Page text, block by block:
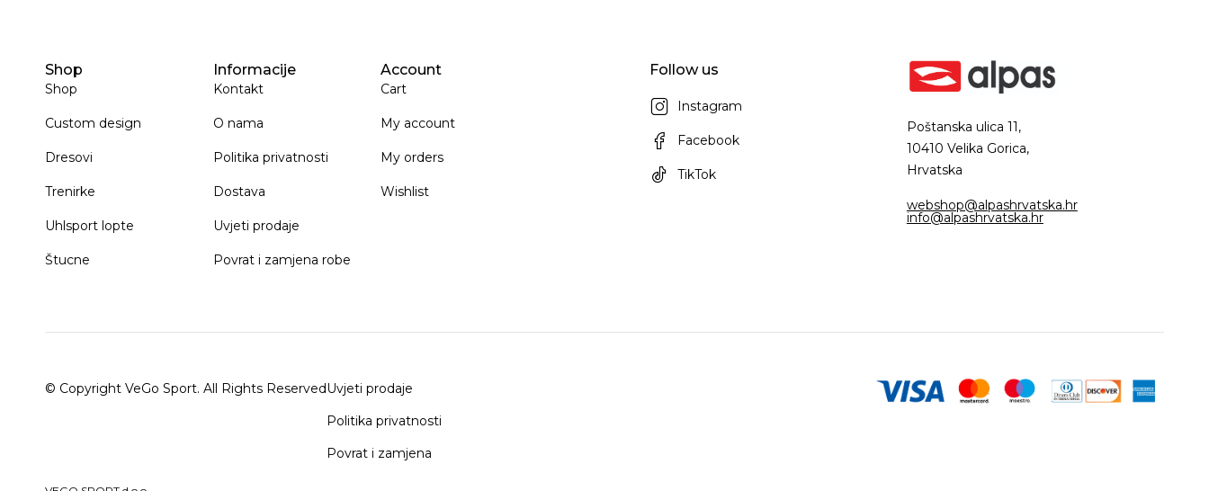
Shop
Shop
Custom design
Dresovi
Trenirke
Uhlsport lopte
Štucne
Informacije
Kontakt
O nama
Politika privatnosti
Dostava
Uvjeti prodaje
Povrat i zamjena robe
Account
Cart
My account
My orders
Wishlist
Follow us
Instagram
Facebook
TikTok
Poštanska ulica 11,
10410 Velika Gorica,
Hrvatska
webshop@alpashrvatska.hr
info@alpashrvatska.hr
© Copyright VeGo Sport. All Rights ReservedUvjeti prodaje
Politika privatnosti
Povrat i zamjena